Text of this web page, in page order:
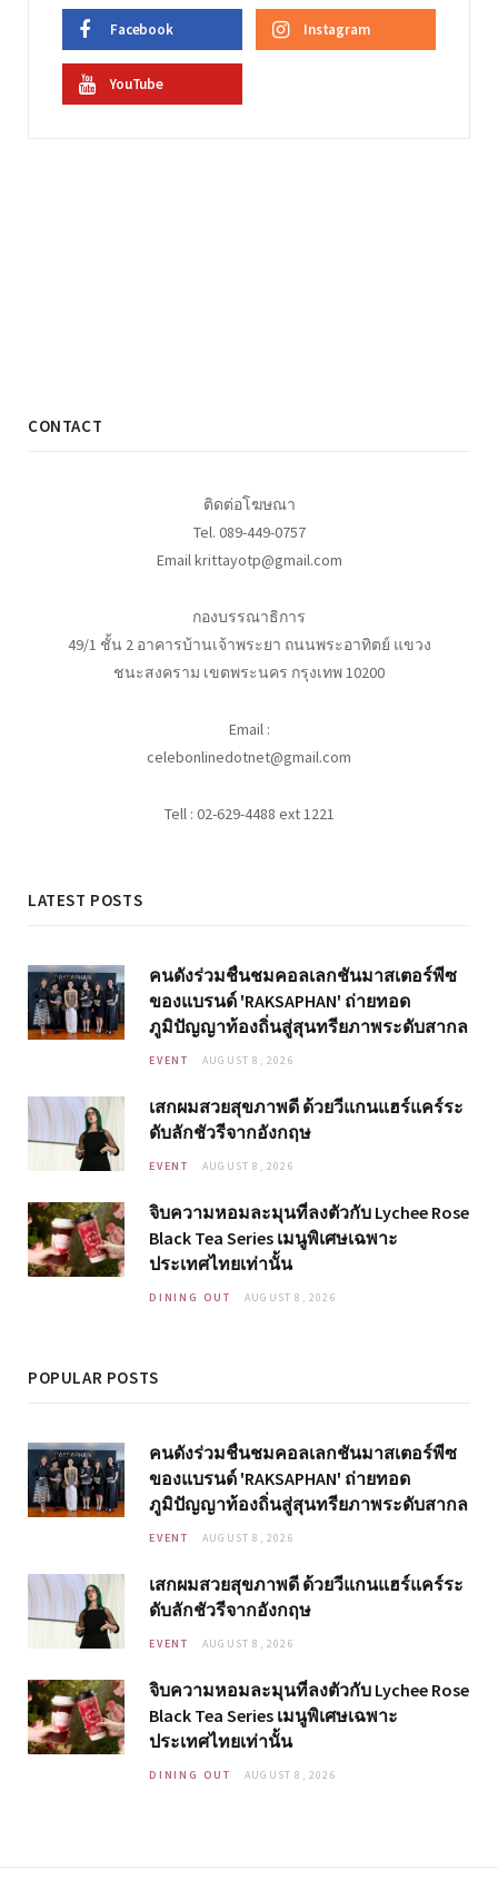
Facebook Instagram
YouTube
CONTACT
ติดต่อโฆษณา
Tel. 089-449-0757
Email krittayotp@gmail.com
กองบรรณาธิการ
49/1 ชั้น 2 อาคารบ้านเจ้าพระยา ถนนพระอาทิตย์ แขวง
ชนะสงคราม เขตพระนคร กรุงเทพ 10200
Email :
celebonlinedotnet@gmail.com
Tell : 02-629-4488 ext 1221
LATEST POSTS
คนดังร่วมชื่นชมคอลเลกชันมาสเตอร์พีซ
ของแบรนด์ 'RAKSAPHAN' ถ่ายทอด
ภูมิปัญญาท้องถิ่นสู่สุนทรียภาพระดับสากล
EVENT AUGUST 8, 2026
เสกผมสวยสุขภาพดี ด้วยวีแกนแฮร์แคร์ระ
ดับลักชัวรีจากอังกฤษ
EVENT AUGUST 8, 2026
จิบความหอมละมุนที่ลงตัวกับ Lychee Rose
Black Tea Series เมนูพิเศษเฉพาะ
ประเทศไทยเท่านั้น
DINING OUT AUGUST 8, 2026
POPULAR POSTS
คนดังร่วมชื่นชมคอลเลกชันมาสเตอร์พีซ
ของแบรนด์ 'RAKSAPHAN' ถ่ายทอด
ภูมิปัญญาท้องถิ่นสู่สุนทรียภาพระดับสากล
EVENT AUGUST 8, 2026
เสกผมสวยสุขภาพดี ด้วยวีแกนแฮร์แคร์ระ
ดับลักชัวรีจากอังกฤษ
EVENT AUGUST 8, 2026
จิบความหอมละมุนที่ลงตัวกับ Lychee Rose
Black Tea Series เมนูพิเศษเฉพาะ
ประเทศไทยเท่านั้น
DINING OUT AUGUST 8, 2026